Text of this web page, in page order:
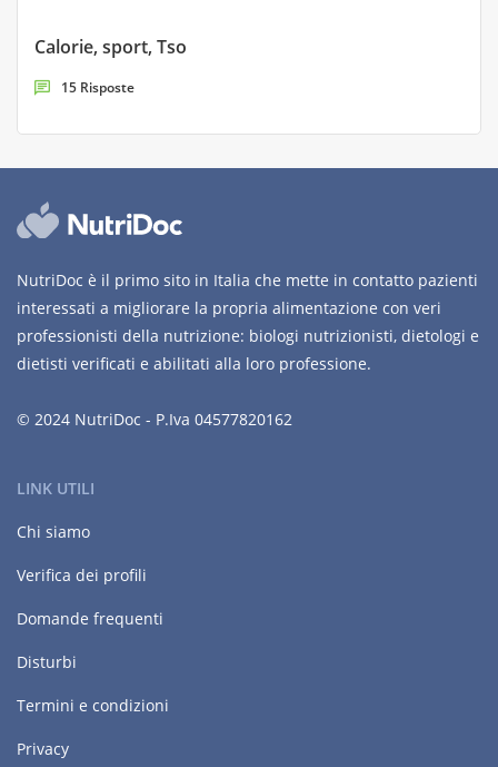
Calorie, sport, Tso
15 Risposte
NutriDoc è il primo sito in Italia che mette in contatto pazienti
interessati a migliorare la propria alimentazione con veri
professionisti della nutrizione: biologi nutrizionisti, dietologi e
dietisti verificati e abilitati alla loro professione.
© 2024 NutriDoc - P.Iva 04577820162
LINK UTILI
Chi siamo
Verifica dei profili
Domande frequenti
Disturbi
Termini e condizioni
Privacy